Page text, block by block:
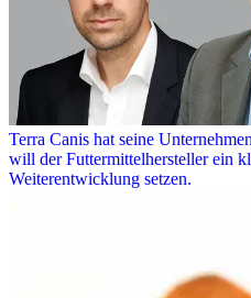
Terra Canis hat seine
will der Futtermittelhersteller ein
Weiterentwicklung setzen.